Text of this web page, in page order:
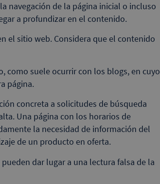
navegación de la página inicial o incluso
a profundizar en el contenido.
el sitio web. Considera que el contenido
como suele ocurrir con los blogs, en cuyo
página.
concreta a solicitudes de búsqueda
Una página con los horarios de
la necesidad de información del
de un producto en oferta.
pueden dar lugar a una lectura falsa de la